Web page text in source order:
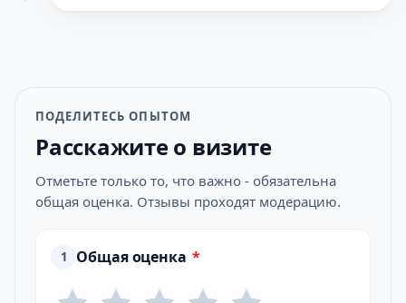
ПОДЕЛИТЕСЬ ОПЫТОМ
Расскажите о визите
Отметьте только то, что важно - обязательна
общая оценка. Отзывы проходят модерацию.
1 Общая оценка *